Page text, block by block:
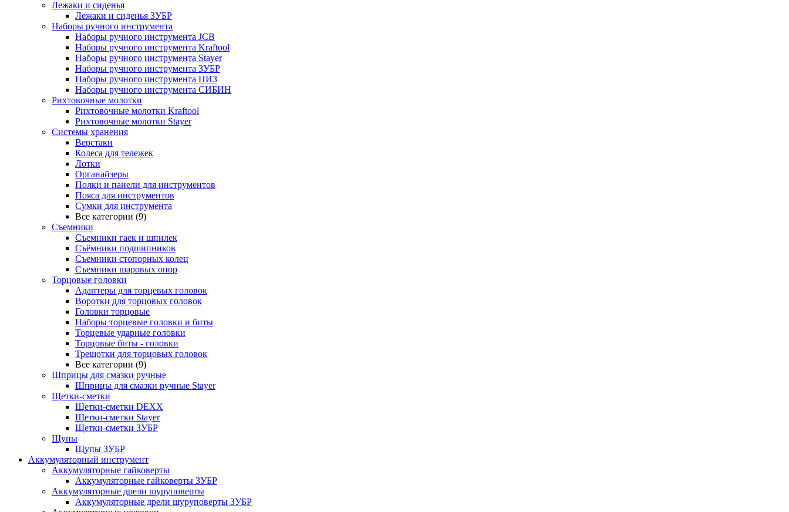
Лежаки и сиденья
Лежаки и сиденья ЗУБР
Наборы ручного инструмента
Наборы ручного инструмента JCB
Наборы ручного инструмента Kraftool
Наборы ручного инструмента Stayer
Наборы ручного инструмента ЗУБР
Наборы ручного инструмента НИЗ
Наборы ручного инструмента СИБИН
Рихтовочные молотки
Рихтовочные молотки Kraftool
Рихтовочные молотки Stayer
Системы хранения
Верстаки
Колеса для тележек
Лотки
Органайзеры
Полки и панели для инструментов
Пояса для инструментов
Сумки для инструмента
Все категории (9)
Съемники
Съемники гаек и шпилек
Съёмники подшипников
Съемники стопорных колец
Съемники шаровых опор
Торцовые головки
Адаптеры для торцевых головок
Воротки для торцовых головок
Головки торцовые
Наборы торцевые головки и биты
Торцевые ударные головки
Торцовые биты - головки
Трещотки для торцовых головок
Все категории (9)
Шприцы для смазки ручные
Шприцы для смазки ручные Stayer
Щетки-сметки
Щетки-сметки DEXX
Щетки-сметки Stayer
Щетки-сметки ЗУБР
Щупы
Щупы ЗУБР
Аккумуляторный инструмент
Аккумуляторные гайковерты
Аккумуляторные гайковерты ЗУБР
Аккумуляторные дрели шуруповерты
Аккумуляторные дрели шуруповерты ЗУБР